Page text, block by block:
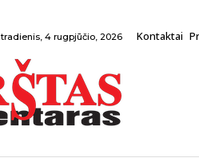
4 rugpjūčio, 2026 Kontaktai